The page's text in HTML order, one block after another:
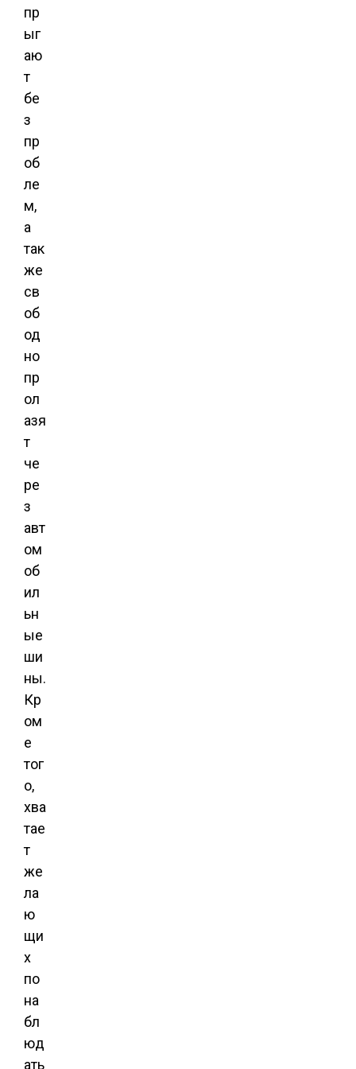
пр
ыг
аю
т
бе
з
пр
об
ле
м,
а
так
же
св
об
од
но
пр
ол
азя
т
че
ре
з
авт
ом
об
ил
ьн
ые
ши
ны.
Кр
ом
е
тог
о,
хва
тае
т
же
ла
ю
щи
х
по
на
бл
юд
ать